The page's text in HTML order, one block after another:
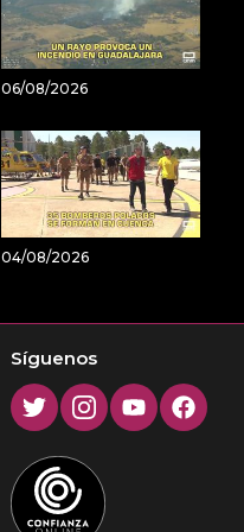
06/08/2026
04/08/2026
Síguenos
TwitterInstagram
Youtube